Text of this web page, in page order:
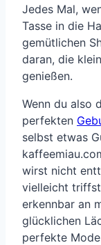
Jedes Mal,
Tasse in die
gemütlichen
daran, die
genießen.
Wenn du also
perfekten
selbst etwas
wirst nicht
vielleicht
erkennbar an
glücklichen
perfekte